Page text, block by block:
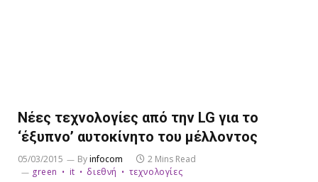
Νέες τεχνολογίες από την LG για το
‘έξυπνο’ αυτοκίνητο του μέλλοντος
05/03/2015 Byinfocom
2 Mins Read
green
it διεθνή τεχνολογίες